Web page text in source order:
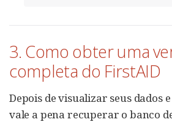
3. Como obter uma
completa do FirstAID
Depois de visualizar seus dados
vale a pena recuperar o banco